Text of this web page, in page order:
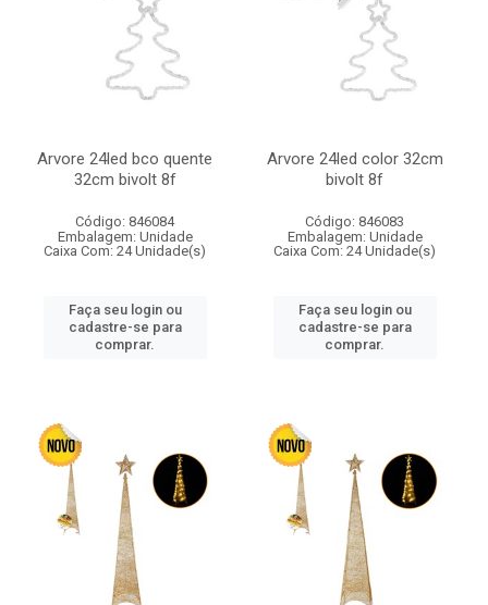
Arvore 24led bco quente
32cm bivolt 8f
Código: 846084
Embalagem: Unidade
Caixa Com: 24 Unidade(s)
Faça seu login ou
cadastre-se para
comprar.
Arvore 24led color 32cm
bivolt 8f
Código: 846083
Embalagem: Unidade
Caixa Com: 24 Unidade(s)
Faça seu login ou
cadastre-se para
comprar.